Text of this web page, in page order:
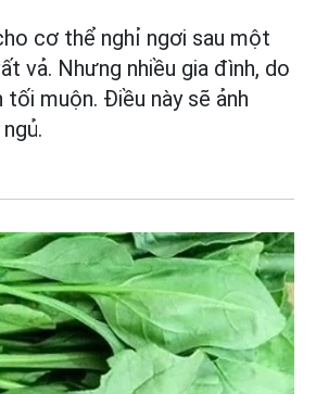
cơ thể nghỉ ngơi sau một
vả. Nhưng nhiều gia đình, do
tối muộn. Điều này sẽ ảnh